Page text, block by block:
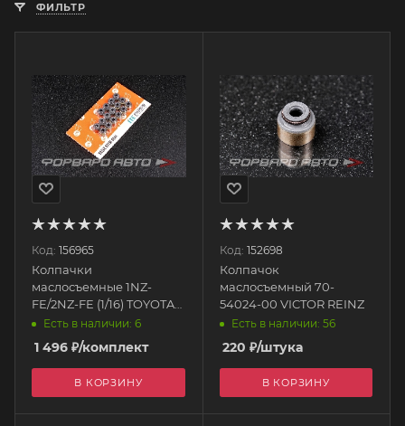
ФИЛЬТР
Код: 156965
Колпачки
маслосъемные 1NZ-
FE/2NZ-FE (1/16) TOYOTA
(M=FKM) IVS110071-I00
Есть в наличии: 6
1 496 ₽/комплект
В КОРЗИНУ
Код: 152698
Колпачок
маслосъемный 70-
54024-00 VICTOR REINZ
Есть в наличии: 56
220 ₽/штука
В КОРЗИНУ